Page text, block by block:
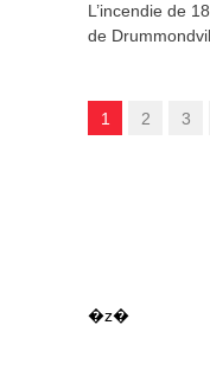
L’incendie de
de
1 2 3
�z�